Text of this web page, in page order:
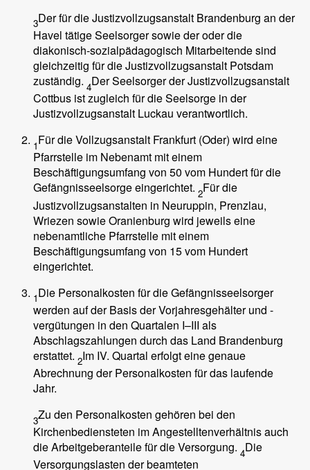
3Der für die Justizvollzugsanstalt Brandenburg an der
Havel tätige Seelsorger sowie der oder die
diakonisch-sozialpädagogisch Mitarbeitende sind
gleichzeitig für die Justizvollzugsanstalt Potsdam
zuständig. 4Der Seelsorger der Justizvollzugsanstalt
Cottbus ist zugleich für die Seelsorge in der
Justizvollzugsanstalt Luckau verantwortlich.
1Für die Vollzugsanstalt Frankfurt (Oder) wird eine
Pfarrstelle im Nebenamt mit einem
Beschäftigungsumfang von 50 vom Hundert für die
Gefängnisseelsorge eingerichtet. 2Für die
Justizvollzugsanstalten in Neuruppin, Prenzlau,
Wriezen sowie Oranienburg wird jeweils eine
nebenamtliche Pfarrstelle mit einem
Beschäftigungsumfang von 15 vom Hundert
eingerichtet.
1Die Personalkosten für die Gefängnisseelsorger
werden auf der Basis der Vorjahresgehälter und -
vergütungen in den Quartalen I–III als
Abschlagszahlungen durch das Land Brandenburg
erstattet. 2Im IV. Quartal erfolgt eine genaue
Abrechnung der Personalkosten für das laufende
Jahr.
3Zu den Personalkosten gehören bei den
Kirchenbediensteten im Angestelltenverhältnis auch
die Arbeitgeberanteile für die Versorgung. 4Die
Versorgungslasten der beamteten